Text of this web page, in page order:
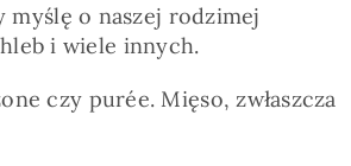
o naszej rodzimej
i wiele innych.
czy purée. Mięso, zwłaszcza